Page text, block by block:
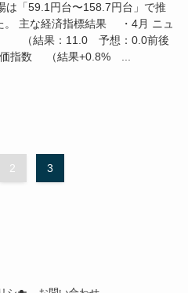
は「59.1円台〜158.7円台」で推
。 主な経済指標結果 ・4月 ニュ
（結果：11.0 予想：0.0前後
価指数 （結果+0.8% ...
2 3